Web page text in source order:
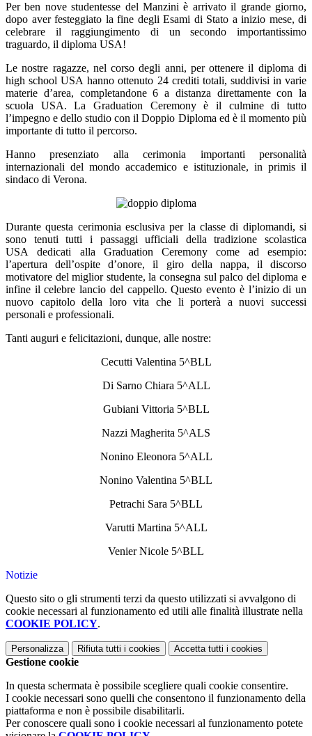
Per ben nove studentesse del Manzini è arrivato il grande giorno,
dopo aver festeggiato la fine degli Esami di Stato a inizio mese, di
celebrare il raggiungimento di un secondo importantissimo
traguardo, il diploma USA!
Le nostre ragazze, nel corso degli anni, per ottenere il diploma di
high school USA hanno ottenuto 24 crediti totali, suddivisi in varie
materie d’area, completandone 6 a distanza direttamente con la
scuola USA. La Graduation Ceremony è il culmine di tutto
l’impegno e dello studio con il Doppio Diploma ed è il momento più
importante di tutto il percorso.
Hanno presenziato alla cerimonia importanti personalità
internazionali del mondo accademico e istituzionale, in primis il
sindaco di Verona.
Durante questa cerimonia esclusiva per la classe di diplomandi, si
sono tenuti tutti i passaggi ufficiali della tradizione scolastica
USA dedicati alla Graduation Ceremony come ad esempio:
l’apertura dell’ospite d’onore, il giro della nappa, il discorso
motivatore del miglior studente, la consegna sul palco del diploma e
infine il celebre lancio del cappello. Questo evento è l’inizio di un
nuovo capitolo della loro vita che li porterà a nuovi successi
personali e professionali.
Tanti auguri e felicitazioni, dunque, alle nostre:
Cecutti Valentina 5^BLL
Di Sarno Chiara 5^ALL
Gubiani Vittoria 5^BLL
Nazzi Magherita 5^ALS
Nonino Eleonora 5^ALL
Nonino Valentina 5^BLL
Petrachi Sara 5^BLL
Varutti Martina 5^ALL
Venier Nicole 5^BLL
Notizie
Questo sito o gli strumenti terzi da questo utilizzati si avvalgono di
cookie necessari al funzionamento ed utili alle finalità illustrate nella
COOKIE POLICY.
Personalizza Rifiuta tutti i cookies Accetta tutti i cookies
Gestione cookie
In questa schermata è possibile scegliere quali cookie consentire.
I cookie necessari sono quelli che consentono il funzionamento della
piattaforma e non è possibile disabilitarli.
Per conoscere quali sono i cookie necessari al funzionamento potete